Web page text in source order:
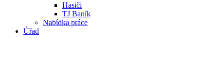
Hasiči
TJ Baník
Nabídka práce
Úřad